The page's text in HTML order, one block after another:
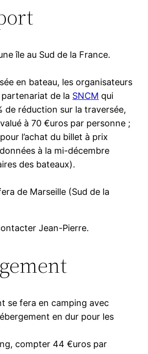
île au Sud de la France.
en bateau, les organisateurs
de la SNCM qui
de réduction sur la traversée,
à 70 €uros par personne ;
l’achat du billet à prix
à la mi-décembre
des bateaux).
de Marseille (Sud de la
Jean-Pierre.
se fera en camping avec
en dur pour les
compter 44 €uros par